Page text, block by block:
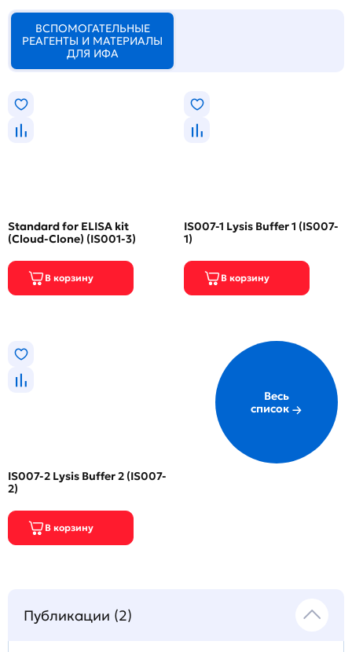
ВСПОМОГАТЕЛЬНЫЕ
РЕАГЕНТЫ И МАТЕРИАЛЫ
ДЛЯ ИФА
Standard for ELISA kit
(Cloud-Clone) (IS001-3)
IS007-1 Lysis Buffer 1 (IS007-
1)
IS007-2 Lysis Buffer 2 (IS007-
2)
Весь
список
Публикации (2)